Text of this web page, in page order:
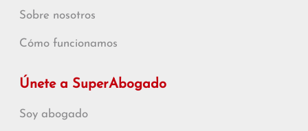
Sobre nosotros
Cómo funcionamos
Únete a SuperAbogado
Soy abogado